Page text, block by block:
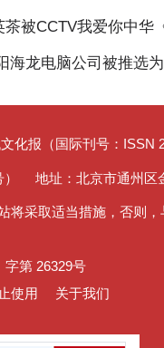
茶被CCTV我爱你中华
海龙电脑公司被推选
化报（国际刊号：ISSN
地址：北京市通州区
将采取适当措施，否则
字第 26329号
使用 关于我们